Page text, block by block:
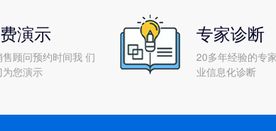
演示
售顾问预约时间我 们
为您演示
专家诊断
20多年经验的专
业信息化诊断